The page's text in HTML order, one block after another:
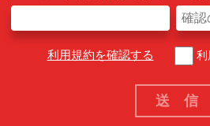
利用規約を確認する 利